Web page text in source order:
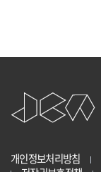
개인정보처리방침